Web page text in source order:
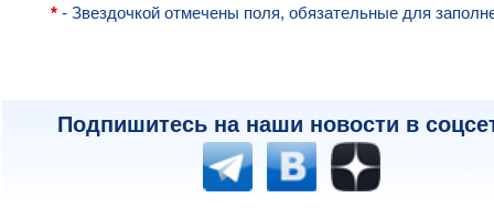
*- Звездочкой отмечены поля, обязательные для
Подпишитесь на наши новости в